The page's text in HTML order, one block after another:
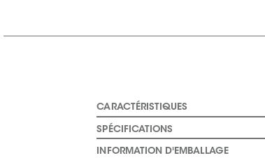
CARACTÉRISTIQUES
SPÉCIFICATIONS
INFORMATION D'EMBALLAGE